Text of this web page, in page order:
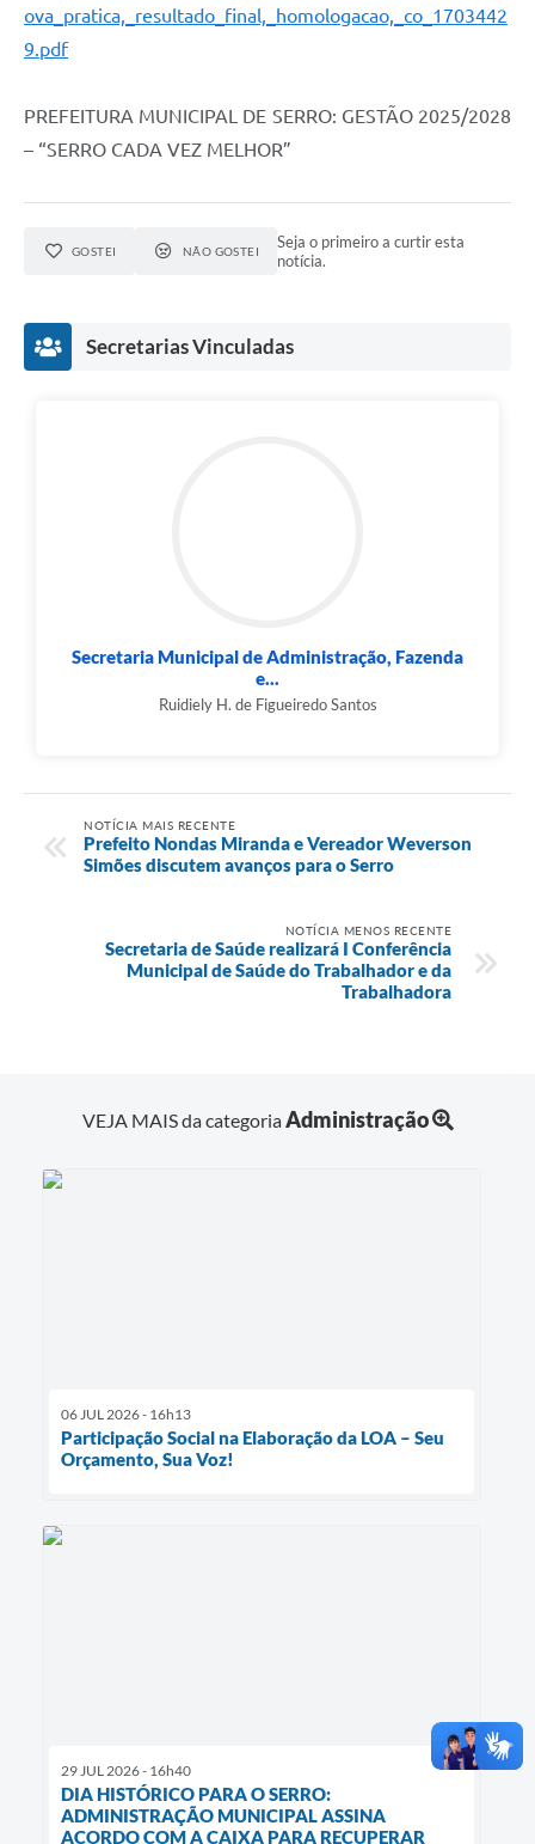
Contato
ova_pratica,_resultado_final,_homologacao,_co_1703442
9.pdf
PREFEITURA MUNICIPAL DE SERRO: GESTÃO 2025/2028
– “SERRO CADA VEZ MELHOR”
GOSTEI NÃO GOSTEI
Seja o primeiro a curtir esta
notícia.
Secretarias Vinculadas
Secretaria Municipal de Administração, Fazenda
e...
Ruidiely H. de Figueiredo Santos
NOTÍCIA MAIS RECENTE
Prefeito Nondas Miranda e Vereador Weverson
Simões discutem avanços para o Serro
NOTÍCIA MENOS RECENTE
Secretaria de Saúde realizará I Conferência
Municipal de Saúde do Trabalhador e da
Trabalhadora
VEJA MAIS da categoriaAdministração
06 JUL 2026 - 16h13
Participação Social na Elaboração da LOA – Seu
Orçamento, Sua Voz!
29 JUL 2026 - 16h40
DIA HISTÓRICO PARA O SERRO:
ADMINISTRAÇÃO MUNICIPAL ASSINA
ACORDO COM A CAIXA PARA RECUPERAR